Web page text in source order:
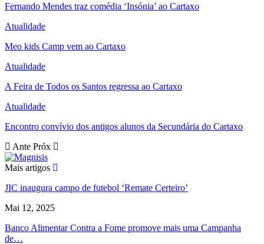
Fernando Mendes traz comédia ‘Insónia’ ao Cartaxo
Atualidade
Meo kids Camp vem ao Cartaxo
Atualidade
A Feira de Todos os Santos regressa ao Cartaxo
Atualidade
Encontro convívio dos antigos alunos da Secundária do Cartaxo
Ante Próx
Mais artigos
JIC inaugura campo de futebol ‘Remate Certeiro’
Mai 12, 2025
Banco Alimentar Contra a Fome promove mais uma Campanha
de…